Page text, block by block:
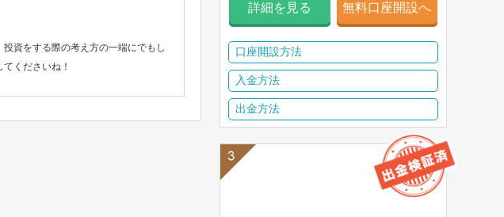
資をする際の考え方の一端にでもし
くださいね！
詳細を見る 無料口座開設へ
口座開設方法
入金方法
出金方法